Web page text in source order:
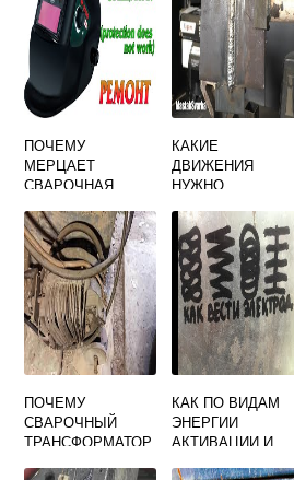
ПОЧЕМУ
МЕРЦАЕТ
СВАРОЧНАЯ
ХАМЕЛЕОН
КАКИЕ
ДВИЖЕНИЯ
НУЖНО
СВАРКЕ УЗКОГО
СТЫКОВОГО ШВА
В НИЖНЕМ
ПОЛОЖЕНИИ
ПОЧЕМУ
СВАРОЧНЫЙ
ТРАНСФОРМАТОР
КАК ПО ВИДАМ
ЭНЕРГИИ
АКТИВАЦИИ И